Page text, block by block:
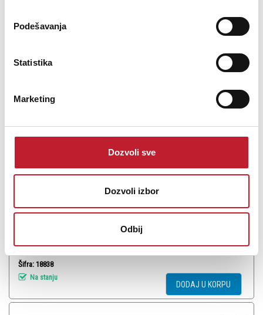
Podešavanja
Statistika
Marketing
Dozvoli sve
Dozvoli izbor
Odbij
1.410,00KM
6100 7.2-Channel AV Receiver delivers precision sound and
own your opponents with HDMI 2.1 enhancements for gamersThis
Šifra: 18838
Na stanju
DODAJ U KORPU